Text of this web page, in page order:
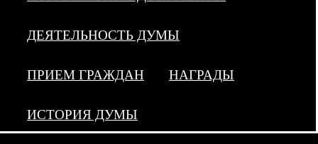
ДЕЯТЕЛЬНОСТЬ ДУМЫ
ПРИЕМ ГРАЖДАН НАГРАДЫ
ИСТОРИЯ ДУМЫ